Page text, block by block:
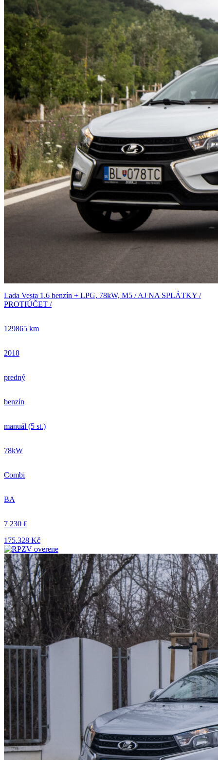
Lada Vesta 1.6 benzín + LPG, 78kW, M5 / AJ NA SPLÁTKY /
PROTIÚČET /
129865 km
2018
predný
benzín
manuál (5 st.)
78kW
Combi
BA
7 230 €
175.328 Kč